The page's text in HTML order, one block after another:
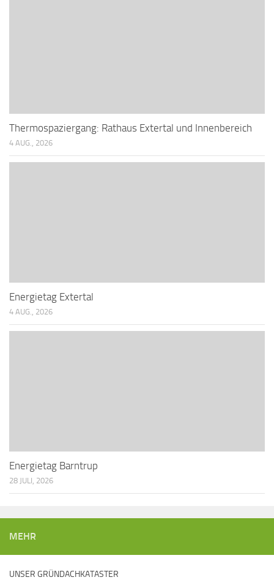
Thermospaziergang: Rathaus Extertal und Innenbereich
4 AUG., 2026
Energietag Extertal
4 AUG., 2026
Energietag Barntrup
28 JULI, 2026
MEHR
UNSER GRÜNDACHKATASTER